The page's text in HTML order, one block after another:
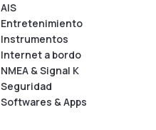
AIS
Entretenimiento
Instrumentos
Internet a bordo
NMEA & Signal K
Seguridad
Softwares & Apps